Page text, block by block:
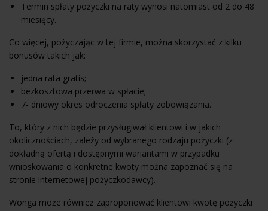
Termin spłaty pożyczki na raty wynosi natomiast od 2 do 48
miesięcy.
Co więcej, pożyczając w tej firmie, można skorzystać z kilku
bonusów takich jak:
jedna rata gratis;
bezkosztowa przerwa w spłacie;
7- dniowy okres odroczenia spłaty zobowiązania.
To, który z nich będzie przysługiwał klientowi i w jakich
okolicznościach, zależy od wybranego rodzaju pożyczki (z
dokładną ofertą i dostępnymi wariantami w przypadku
wnioskowania o konkretne kwoty można zapoznać się na
stronie internetowej pożyczkodawcy).
Wonga może również zaproponować klientowi kwotę pożyczki